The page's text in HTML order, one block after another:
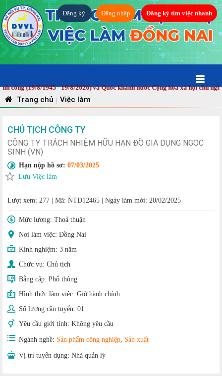
Đăng ký Đăng nhập Đăng ký tìm việc nhanh
(19/8/1945 - 19/8/2026) và Quốc khánh nước Cộng hòa xã hội chủ nghĩa
Trang chủ | Việc làm
CHỦ TỊCH CÔNG TY
CÔNG TY TRÁCH NHIỆM HỮU HẠN ĐỒ GIA DỤNG NGỌC
SINH (VN)
Hạn nộp hồ sơ: 07/03/2025
Lưu Việc làm
Lượt xem: 277 Mã: NTD12465 Ngày làm mới: 20/02/2025
Mức lương: Thoả thuận
Nơi làm việc: Đồng Nai
Kinh nghiệm: 3 năm
Chức vụ: Chủ tịch
Bằng cấp: Phổ thông
Hình thức làm việc: Giờ hành chính
Số lượng cần tuyển: 01
Yêu cầu giới tính: Không yêu cầu
Ngành nghề: Sản phẩm công nghiệp, Sản xuất
Vị trí tuyển dụng: Nhà quản lý